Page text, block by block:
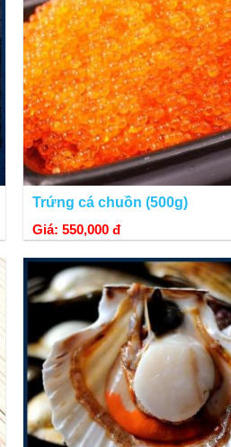
Trứng cá chuồn (500g)
Giá: 550,000 đ